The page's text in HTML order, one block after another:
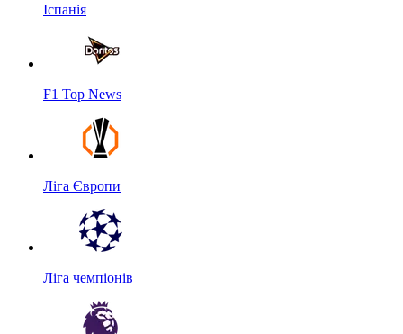
Іспанія
F1 Top News
Ліга Європи
Ліга чемпіонів